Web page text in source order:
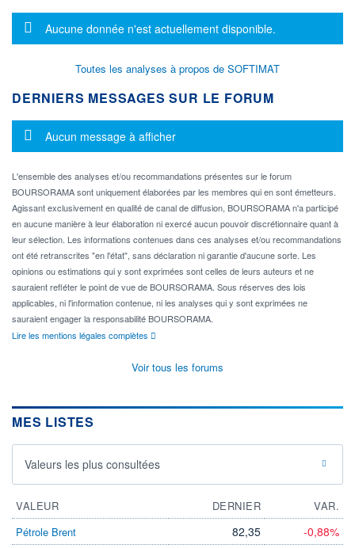
Message d'information
Aucune donnée n'est actuellement disponible.
Toutes les analyses à propos de SOFTIMAT
DERNIERS MESSAGES SUR LE FORUM
Message d'information
Aucun message à afficher
L'ensemble des analyses et/ou recommandations présentes sur le forum
BOURSORAMA sont uniquement élaborées par les membres qui en sont émetteurs.
Agissant exclusivement en qualité de canal de diffusion, BOURSORAMA n'a participé
en aucune manière à leur élaboration ni exercé aucun pouvoir discrétionnaire quant à
leur sélection. Les informations contenues dans ces analyses et/ou recommandations
ont été retranscrites "en l'état", sans déclaration ni garantie d'aucune sorte. Les
opinions ou estimations qui y sont exprimées sont celles de leurs auteurs et ne
sauraient refléter le point de vue de BOURSORAMA. Sous réserves des lois
applicables, ni l'information contenue, ni les analyses qui y sont exprimées ne
sauraient engager la responsabilité BOURSORAMA.
Lire les mentions légales complètes
Voir tous les forums
MES LISTES
Valeurs les plus consultées
VALEUR DERNIER
VAR.
Pétrole Brent
82,35 -0,88%